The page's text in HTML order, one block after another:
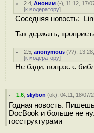
2.4 ,Аноним (-), 11:12, 17/
[к модератору]
Соседняя новость:
Так держать,
2.5 ,anonymous (??),
[к модератору]
Не бзди, вопрос с
1.6 ,skybon (ok), 04:11, 18/07/
Годная новость.
DocBook и больше не
госструктурами.